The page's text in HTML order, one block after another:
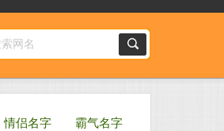
情侣名字
霸气名字